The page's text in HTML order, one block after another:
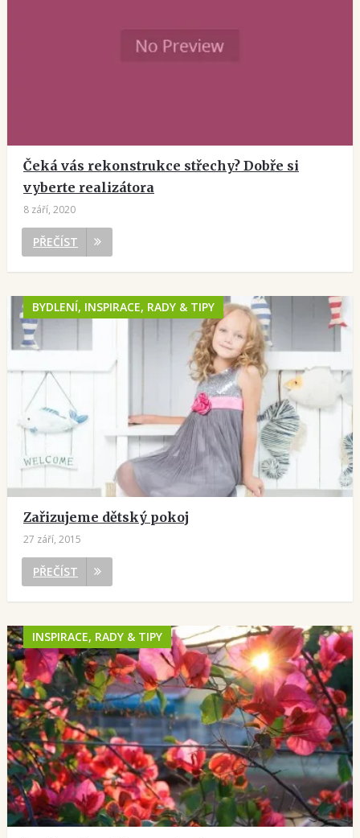
Čeká vás rekonstrukce střechy? Dobře si
vyberte realizátora
8 září, 2020
PŘEČÍST
BYDLENÍ, INSPIRACE, RADY & TIPY
Zařizujeme dětský pokoj
27 září, 2015
PŘEČÍST
INSPIRACE, RADY & TIPY